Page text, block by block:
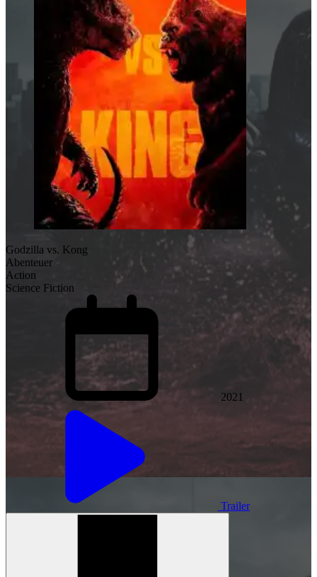
Godzilla vs. Kong
Abenteuer
Action
Science Fiction
2021
Trailer